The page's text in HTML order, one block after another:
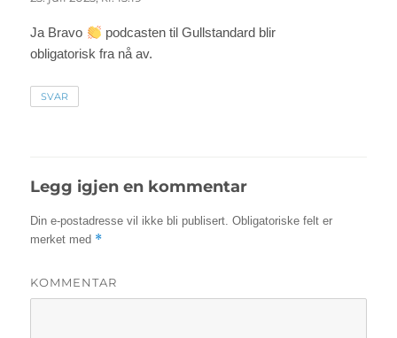
Ja Bravo
podcasten til Gullstandard blir
obligatorisk fra nå av.
SVAR
Legg igjen en kommentar
Din e-postadresse vil ikke bli publisert. Obligatoriske felt er
merket med *
KOMMENTAR